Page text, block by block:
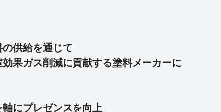
供給を通じて
果ガス削減に貢献する塗料メーカーに
にプレゼンスを向上